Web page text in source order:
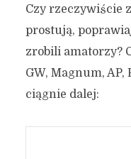
Czy rzeczywiście
prostują,
zrobili amatorzy?
GW, Magnum,
ciągnie dalej: